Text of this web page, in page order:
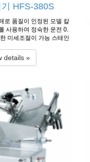
HFS-380S
로 품질이 인정된 모델 칼
사용하여 정숙한 운전 0.
미세조절이 가능 스테인
사 독점 공급 사용) 알룸미
질인 7A를 사형주조하여
로 청소가 용이 사용온도
Model HFS-350N HFS-3
1050×72
㎜ 1050×720×140
380V, 750W×2EA 1
1Ø/ 3Ø, 220V/
Capacity 58 slices/min
slices/min Loading D
㎜ 430×380×200㎜
of Knife Ø363㎜ Ø
details »